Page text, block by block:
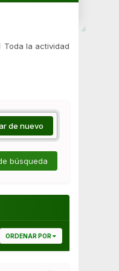
Toda la actividad
de nuevo
búsqueda
ORDENAR POR